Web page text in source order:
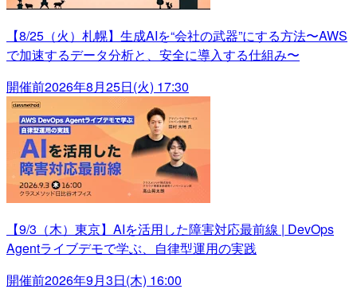
【8/25（火）札幌】生成AIを“会社の武器”にする方法〜AWS
で加速するデータ分析と、安全に導入する仕組み〜
開催前2026年8月25日(火) 17:30
【9/3（木）東京】AIを活用した障害対応最前線 | DevOps
Agentライブデモで学ぶ、自律型運用の実践
開催前2026年9月3日(木) 16:00